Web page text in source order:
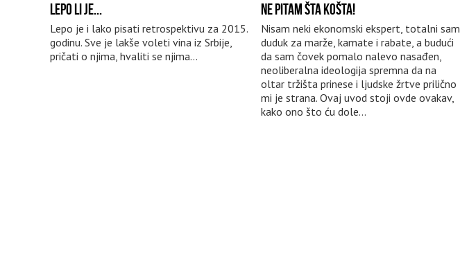
LEPO LI JE...
Lepo je i lako pisati retrospektivu za 2015.
godinu. Sve je lakše voleti vina iz Srbije,
pričati o njima, hvaliti se njima...
NE PITAM ŠTA KOŠTA!
Nisam neki ekonomski ekspert, totalni sam
duduk za marže, kamate i rabate, a budući
da sam čovek pomalo nalevo nasađen,
neoliberalna ideologija spremna da na
oltar tržišta prinese i ljudske žrtve prilično
mi je strana. Ovaj uvod stoji ovde ovakav,
kako ono što ću dole...